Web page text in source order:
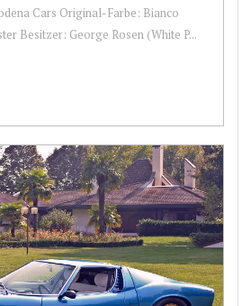
Cars Original-Farbe: Bianco
Besitzer: George Rosen (White P...